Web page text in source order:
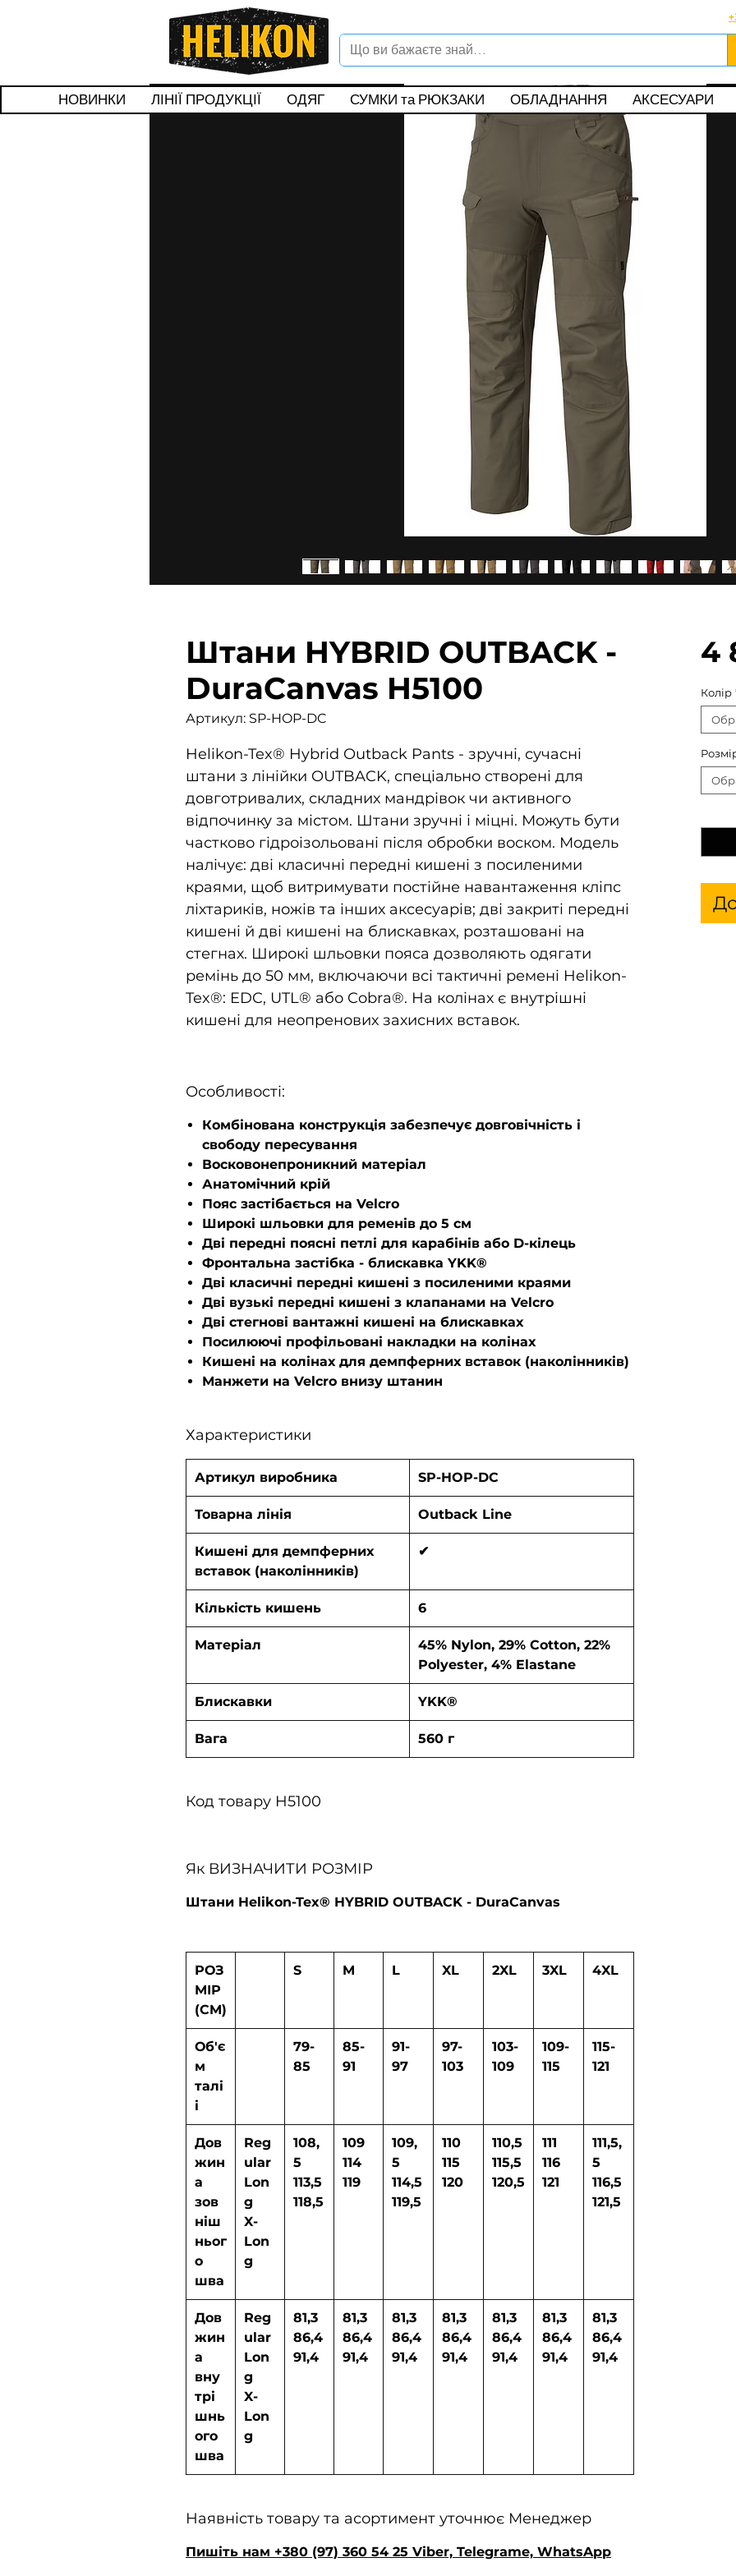
НОВИНКИ ЛІНІЇ ПРОДУКЦІЇ ОДЯГ СУМКИ та РЮКЗАКИ ОБЛАДНАННЯ АКСЕСУАРИ
Штани HYBRID OUTBACK -
DuraCanvas H5100
Артикул: SP-HOP-DC
Helikon-Tex® Hybrid Outback Pants - зручні, сучасні
штани з лінійки OUTBACK, спеціально створені для
довготривалих, складних мандрівок чи активного
відпочинку за містом. Штани зручні і міцні. Можуть бути
частково гідроізольовані після обробки воском. Модель
налічує: дві класичні передні кишені з посиленими
краями, щоб витримувати постійне навантаження кліпс
ліхтариків, ножів та інших аксесуарів; дві закриті передні
кишені й дві кишені на блискавках, розташовані на
стегнах. Широкі шльовки пояса дозволяють одягати
ремінь до 50 мм, включаючи всі тактичні ремені Helikon-
Tex®: EDC, UTL® або Cobra®. На колінах є внутрішні
кишені для неопренових захисних вставок.
Особливості:
Комбінована конструкція забезпечує довговічність і
свободу пересування
Восковонепроникний матеріал
Анатомічний крій
Пояс застібається на Velcro
Широкі шльовки для ременів до 5 см
Дві передні поясні петлі для карабінів або D-кілець
Фронтальна застібка - блискавка YKK®
Дві класичні передні кишені з посиленими краями
Дві вузькі передні кишені з клапанами на Velcro
Дві стегнові вантажні кишені на блискавках
Посилюючі профільовані накладки на колінах
Кишені на колінах для демпферних вставок (наколінників)
Манжети на Velcro внизу штанин
Характеристики
Артикул виробника SP-HOP-DC
Товарна лінія Outback Line
Кишені для демпферних
вставок (наколінників)
✔
Кількість кишень 6
Матеріал
45% Nylon, 29% Cotton, 22%
Polyester, 4% Elastane
Блискавки YKK®
Вага 560 г
Код товару H5100
Як ВИЗНАЧИТИ РОЗМІР
Штани Helikon-Tex® HYBRID OUTBACK - DuraCanvas
РОЗ
МІР
(CM)
S M L XL 2XL 3XL 4XL
Об'є
м
талі
і
79-
85
85-
91
91-
97
97-
103
103-
109
109-
115
115-
121
Дов
жин
а
зов
ніш
ньог
о
шва
Reg
ular
Lon
g
X-
Lon
g
108,
5
113,5
118,5
109
114
119
109,
5
114,5
119,5
110
115
120
110,5
115,5
120,5
111
116
121
111,5,
5
116,5
121,5
Дов
жин
а
вну
трі
шнь
ого
шва
Reg
ular
Lon
g
X-
Lon
g
81,3
86,4
91,4
81,3
86,4
91,4
81,3
86,4
91,4
81,3
86,4
91,4
81,3
86,4
91,4
81,3
86,4
91,4
81,3
86,4
91,4
Наявність товару та асортимент уточнює Менеджер
Пишіть нам +380 (97) 360 54 25 Viber, Telegrame, WhatsApp
4
Колір